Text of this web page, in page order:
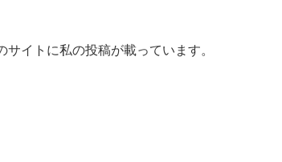
イトに私の投稿が載っています。